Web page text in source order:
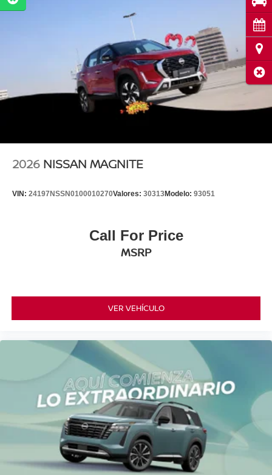
2026 NISSAN MAGNITE
VIN: 24197NSSN0100010270Valores: 30313Modelo: 93051
Call For Price
MSRP
VER VEHÍCULO